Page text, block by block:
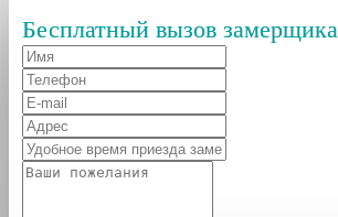
Бесплатный вызов замерщика